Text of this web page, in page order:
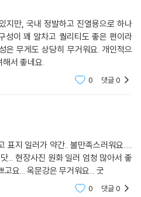
지만, 국내 정발하고 진열용으로 하나
성이 꽤 알차고 퀄리티도 좋은 편이라
은 무게도 상당히 무거워요. 개인적으
서 좋네요.
0 댓글0
표지 일러가 약간.. 불만족스러워요.....
... 현장사진 원화 일러 엄청 많아서 좋
요... 옥문강은 무거워요... 굿
0 댓글0